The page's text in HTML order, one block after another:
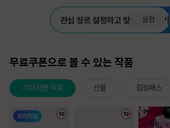
관심 장르 설정하고 맞춤 추천 받기
설정
무료쿠폰으로 볼 수 있는 작품
기다리면 무료 선물 점핑패스